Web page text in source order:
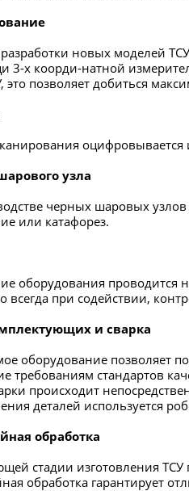
новых моделей
3-х коорди-натной
это позволяет добиться
узла
черных шаровых
или катафорез.
оборудования
всегда при содействии,
и сварка
оборудование позволяет
требованиям стандартов
происходит
деталей используется
обработка
стадии изготовления ТСУ
обработка гарантирует